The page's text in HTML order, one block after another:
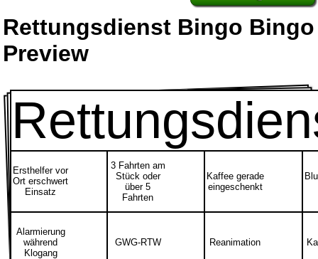
Rettungsdienst Bingo Bingo
Preview
Ersthelfer vor
Ort erschwert
Einsatz
3 Fahrten am
Stück oder
über 5
Fahrten
Kaffee gerade
eingeschenkt
Alarmierung
während
Klogang
GWG-RTW Reanimation